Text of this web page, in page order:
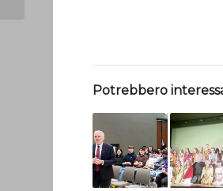
Potrebbero